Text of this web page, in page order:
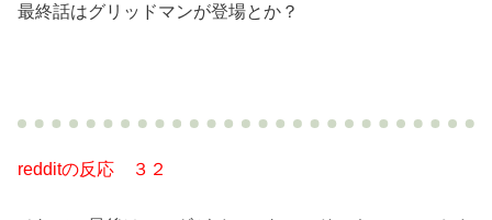
最終話はグリッドマンが登場とか？
redditの反応 ３２